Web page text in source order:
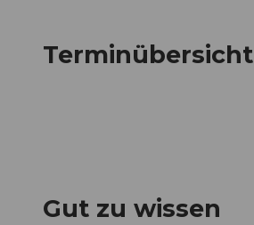
Terminübersicht
Gut zu wissen